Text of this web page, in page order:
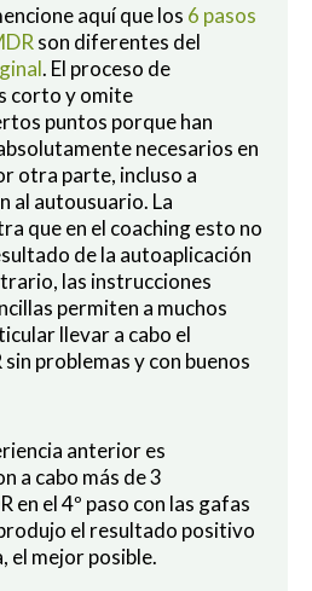
aquí que los 6 pasos
son diferentes del
. El proceso de
corto y omite
puntos porque han
necesarios en
otra parte, incluso a
al autousuario. La
que en el coaching esto no
de la autoaplicación
las instrucciones
permiten a muchos
llevar a cabo el
problemas y con buenos
anterior es
a cabo más de 3
en el 4º paso con las gafas
el resultado positivo
el mejor posible.